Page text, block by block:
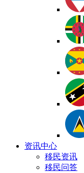
资讯中心
移民资讯
移民问答